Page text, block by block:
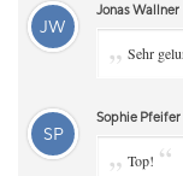
JW
Jonas Wallner
„ Sehr
SP
Sophie Pfeifer
„ Top! “